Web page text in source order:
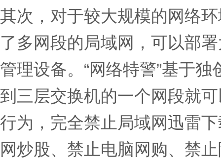
其次，对于较大规模的网络
了多网段的局域网，可以部
管理设备。“网络特警”基于
到三层交换机的一个网段就
行为，完全禁止局域网迅雷
网炒股、禁止电脑网购、禁